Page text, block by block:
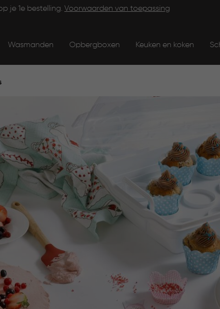
je 1e bestelling. Voorwaarden van toepassing
Wasmanden Opbergboxen Keuken en koken